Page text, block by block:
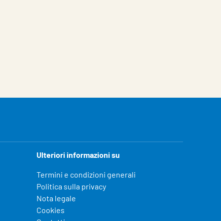
Ulteriori informazioni su
Termini e condizioni generali
Politica sulla privacy
Nota legale
Cookies